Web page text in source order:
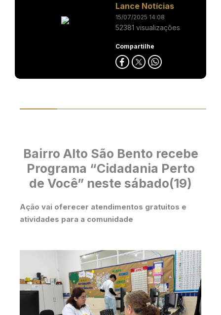
Lance Notícias
15/07/2025 14:08
52381 visualizações
Compartilhe
Bairro Alto São Bento recebe
Programa “Cidadania Perto
de Você” neste sábado(19)
Ação vai oferecer atendimentos gratuitos e
atividades para a comunidade